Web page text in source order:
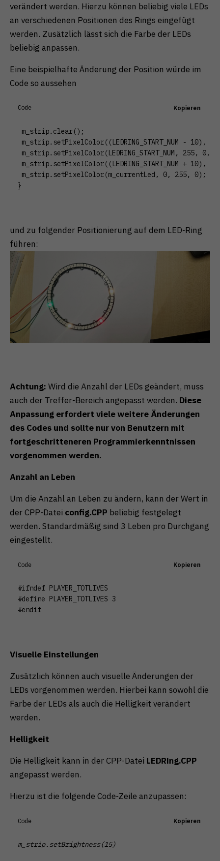
verändert werden. Hierzu können beliebig viele LEDs
an verschiedenen Positionen des Rings eingefügt
werden. Zusätzlich lässt sich die Farbe der LEDs
beliebig anpassen.
Eine beispielhafte Änderung der Position würde im
Code so aussehen
Code Kopieren
m_strip.clear();
m_strip.setPixelColor((LEDRING_START_NUM - 10),
m_strip.setPixelColor(LEDRING_START_NUM, 255, 0,
m_strip.setPixelColor((LEDRING_START_NUM + 10),
m_strip.setPixelColor(m_currentLed, 0, 255, 0);
}
und zu folgender Positionierung auf dem LED-Ring
führen:
Achtung: Wird die Anzahl der LEDs geändert, muss
auch der Treffer-Bereich angepasst werden. Diese
Anpassung erfordert viele weitere Änderungen
des Codes und sollte nur von Benutzern mit
fortgeschritteneren Programmierkenntnissen
vorgenommen werden.
Anzahl an Leben
Um die Anzahl an Leben zu ändern, kann der Wert in
der CPP-Datei config.CPP beliebig festgelegt
werden. Standardmäßig sind 3 Leben pro Durchgang
eingestellt.
Code Kopieren
#ifndef PLAYER_TOTLIVES
#define PLAYER_TOTLIVES 3
#endif
Visuelle Einstellungen
Zusätzlich können auch visuelle Änderungen der
LEDs vorgenommen werden. Hierbei kann sowohl die
Farbe der LEDs als auch die Helligkeit verändert
werden.
Helligkeit
Die Helligkeit kann in der CPP-Datei LEDRing.CPP
angepasst werden.
Hierzu ist die folgende Code-Zeile anzupassen:
Code Kopieren
m_strip.setBrightness(15)